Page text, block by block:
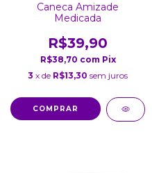
Caneca Amizade
Medicada
R$39,90
R$38,70 com Pix
3 x de R$13,30 sem juros
COMPRAR